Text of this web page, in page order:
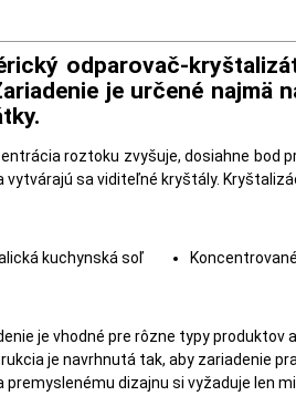
odparovač-
je určené
roztoku zvyšuje, dosiahne bod
vytvárajú sa viditeľné kryštály.
kuchynská soľ
je vhodné pre rôzne typy produktov
je navrhnutá tak, aby zariadenie
premyslenému dizajnu si vyžaduje len